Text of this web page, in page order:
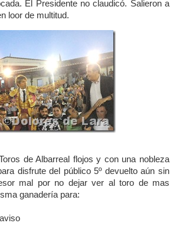
El Presidente no claudicó. Salieron a
loor de multitud.
de Albarreal flojos y con una nobleza
disfrute del público 5º devuelto aún sin
mal por no dejar ver al toro de mas
ganadería para: